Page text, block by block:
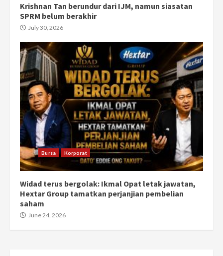
Krishnan Tan berundur dari IJM, namun siasatan
SPRM belum berakhir
July 30, 2026
Bursa Korporat
Widad terus bergolak: Ikmal Opat letak jawatan,
Hextar Group tamatkan perjanjian pembelian
saham
June 24, 2026